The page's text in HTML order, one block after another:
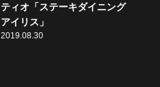
ティオ「ステーキダイニング
アイリス」
2019.08.30